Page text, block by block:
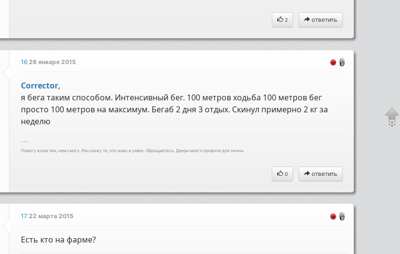
2 ответить
16 26 января 2015
Corrector,
я бега таким способом. Интенсивный бег. 100 метров ходьба 100 метров бег
просто 100 метров на максимум. Бегаб 2 дня 3 отдых. Скинул примерно 2 кг за
неделю
---
Помогу всем тем, чем смогу. Расскажу то, что знаю и умею. Обращайтесь. Двери моего профиля для личны
0 ответить
17 22 марта 2015
Есть кто на фарме?